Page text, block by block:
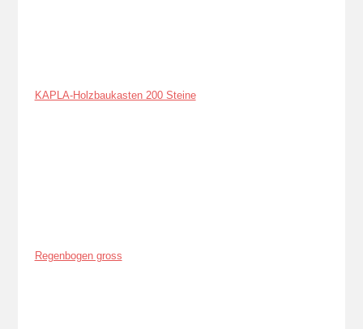
KAPLA-Holzbaukasten 200 Steine
Regenbogen gross